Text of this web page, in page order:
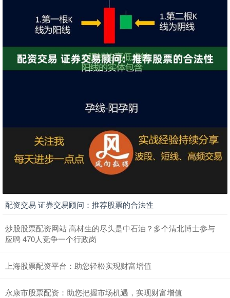
配资交易 证券交易顾问：推荐股票的合法性
炒股股票配资网站 高材生的尽头是中石油？多个清北博士参与
应聘 470人竞争一个行政岗
上海股票配资平台：助您轻松实现财富增值
永康市股票配资：助您把握市场机遇，实现财富增值